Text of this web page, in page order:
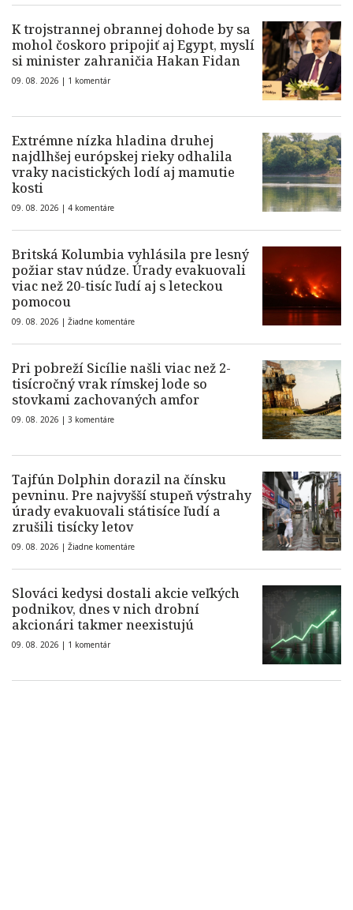
K trojstrannej obrannej dohode by sa
mohol čoskoro pripojiť aj Egypt, myslí
si minister zahraničia Hakan Fidan
09. 08. 2026 | 1 komentár
Extrémne nízka hladina druhej
najdlhšej európskej rieky odhalila
vraky nacistických lodí aj mamutie
kosti
09. 08. 2026 | 4 komentáre
Britská Kolumbia vyhlásila pre lesný
požiar stav núdze. Úrady evakuovali
viac než 20-tisíc ľudí aj s leteckou
pomocou
09. 08. 2026 | Žiadne komentáre
Pri pobreží Sicílie našli viac než 2-
tisícročný vrak rímskej lode so
stovkami zachovaných amfor
09. 08. 2026 | 3 komentáre
Tajfún Dolphin dorazil na čínsku
pevninu. Pre najvyšší stupeň výstrahy
úrady evakuovali státisíce ľudí a
zrušili tisícky letov
09. 08. 2026 | Žiadne komentáre
Slováci kedysi dostali akcie veľkých
podnikov, dnes v nich drobní
akcionári takmer neexistujú
09. 08. 2026 | 1 komentár